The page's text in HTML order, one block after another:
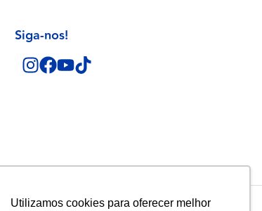
Utilizamos cookies para oferecer melhor
Siga-nos!